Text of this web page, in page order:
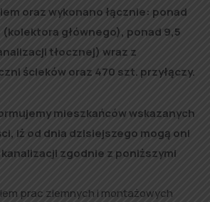
oraz wykonano łącznie: ponad
(kolektora głównego), ponad 9,5
tłocznej) wraz z
ścieków oraz 470 szt. przyłączy.
mieszkańców wskazanych
iż od dnia dzisiejszego mogą oni
zgodnie z poniższymi
prac ziemnych i montażowych